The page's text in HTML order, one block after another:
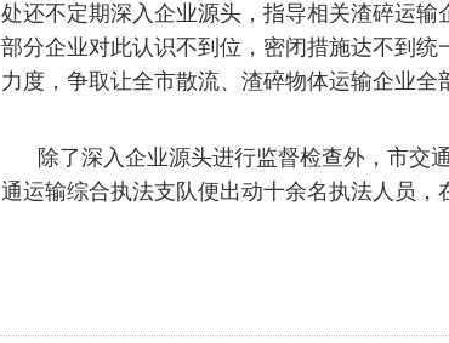
处还不定期深入企业源头，指导相关渣碎运
部分企业对此认识不到位，密闭措施达不到
力度，争取让全市散流、渣碎物体运输企业全
除了深入企业源头进行监督检查外，市交
通运输综合执法支队便出动十余名执法人员，